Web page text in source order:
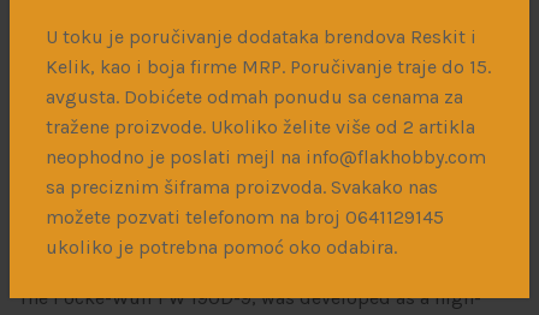
U toku je poručivanje dodataka brendova Reskit i
Kelik, kao i boja firme MRP. Poručivanje traje do 15.
avgusta. Dobićete odmah ponudu sa cenama za
tražene proizvode. Ukoliko želite više od 2 artikla
neophodno je poslati mejl na info@flakhobby.com
sa preciznim šiframa proizvoda. Svakako nas
možete pozvati telefonom na broj 0641129145
ukoliko je potrebna pomoć oko odabira.
Kategorije: Plastične i drvene makete,Vojni avioni i
helikopteri
Podeli:
Opis Dodatne informacije Dostava
The Focke-Wulf FW 190D-9, was developed as a high-